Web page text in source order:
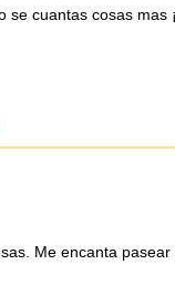
cuantas cosas mas
Me encanta pasear